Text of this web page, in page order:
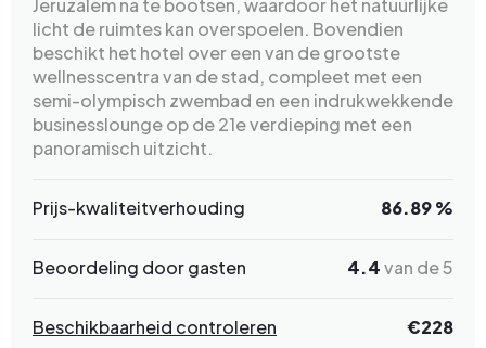
Jeruzalem na te bootsen, waardoor het natuurlijke
licht de ruimtes kan overspoelen. Bovendien
beschikt het hotel over een van de grootste
wellnesscentra van de stad, compleet met een
semi-olympisch zwembad en een indrukwekkende
businesslounge op de 21e verdieping met een
panoramisch uitzicht.
Prijs-kwaliteitverhouding 86.89 %
Beoordeling door gasten 4.4van de 5
Beschikbaarheid controleren €228